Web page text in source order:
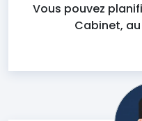
Vous pouvez
Cabinet,